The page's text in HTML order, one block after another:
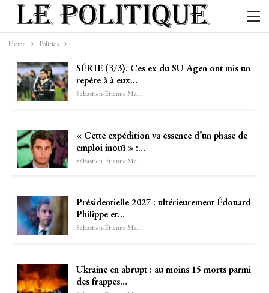
Home Politics
SÉRIE (3/3). Ces ex du SU Agen ont mis un
repère à à eux…
Sébastien-Étienne Marechal
« Cette expédition va essence d’un phase de
emploi inouï » :…
Sébastien-Étienne Marechal
Présidentielle 2027 : ultérieurement Édouard
Philippe et…
Sébastien-Étienne Marechal
Ukraine en abrupt : au moins 15 morts parmi
des frappes…